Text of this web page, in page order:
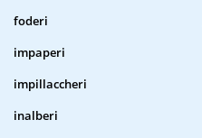
foderi
impaperi
impillaccheri
inalberi